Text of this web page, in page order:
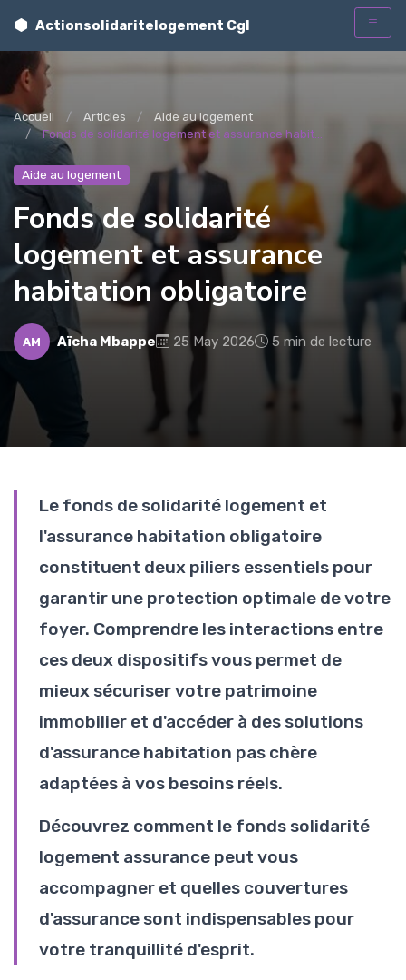
Actionsolidaritelogement Cgl
Accueil Articles
Aide au logement
Fonds de solidarité logement et assurance habit...
Aide au logement
Fonds de solidarité
logement et assurance
habitation obligatoire
AM Aïcha Mbappe 25 May 2026 5 min de lecture
Le fonds de solidarité logement et
l'assurance habitation obligatoire
constituent deux piliers essentiels pour
garantir une protection optimale de votre
foyer. Comprendre les interactions entre
ces deux dispositifs vous permet de
mieux sécuriser votre patrimoine
immobilier et d'accéder à des solutions
d'assurance habitation pas chère
adaptées à vos besoins réels.
Découvrez comment le fonds solidarité
logement assurance peut vous
accompagner et quelles couvertures
d'assurance sont indispensables pour
votre tranquillité d'esprit.